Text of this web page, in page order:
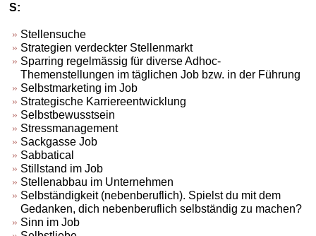
S:
Stellensuche
Strategien verdeckter Stellenmarkt
Sparring regelmässig für diverse Adhoc-
Themenstellungen im täglichen Job bzw. in der Führung
Selbstmarketing im Job
Strategische Karriereentwicklung
Selbstbewusstsein
Stressmanagement
Sackgasse Job
Sabbatical
Stillstand im Job
Stellenabbau im Unternehmen
Selbständigkeit (nebenberuflich). Spielst du mit dem
Gedanken, dich nebenberuflich selbständig zu machen?
Sinn im Job